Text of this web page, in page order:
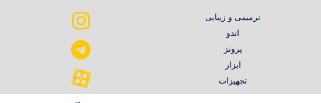
ترمیمی و زیبایی
اندو
پروتز
ابزار
تجهیزات